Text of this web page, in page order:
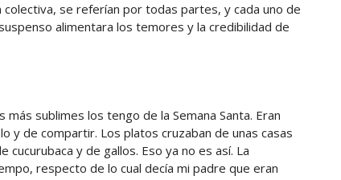
se referían por todas partes, y cada uno de
alimentara los temores y la credibilidad de
sublimes los tengo de la Semana Santa. Eran
y de compartir. Los platos cruzaban de unas casas
y de gallos. Eso ya no es así. La
respecto de lo cual decía mi padre que eran